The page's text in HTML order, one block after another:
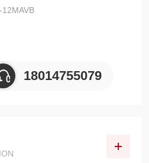
液压领域装机量高。
18014755079